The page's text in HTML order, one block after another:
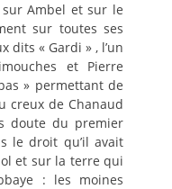
Ambel et sur le
sur toutes ses
dits « Gardi » , l’un
et Pierre
» permettant de
creux de Chanaud
doute du premier
le droit qu’il avait
et sur la terre qui
: les moines